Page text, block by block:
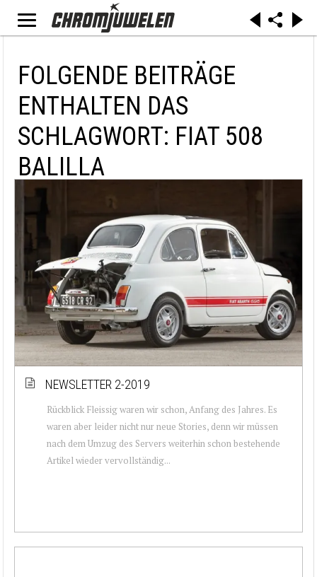
FOLGENDE BEITRÄGE
ENTHALTEN DAS
SCHLAGWORT: FIAT 508
BALILLA
NEWSLETTER 2-2019
Rückblick Fleissig waren wir schon, Anfang des Jahres. Es
waren aber leider nicht nur neue Stories, denn wir müssen
nach dem Umzug des Servers weiterhin schon bestehende
Artikel wieder vervollständig...